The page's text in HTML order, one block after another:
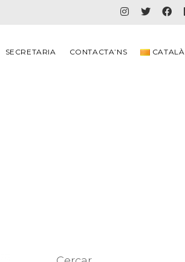
SECRETARIA CONTACTA’NS CATALÀ